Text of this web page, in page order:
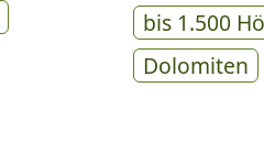
bis 1.500
Dolomiten